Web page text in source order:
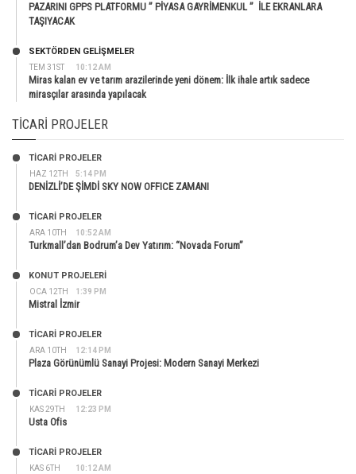
PAZARINI GPPS PLATFORMU ” PİYASA GAYRİMENKUL ” İLE EKRANLARA
TAŞIYACAK
TEM 31ST 10:12 AM
SEKTÖRDEN GELIŞMELER
Miras kalan ev ve tarım arazilerinde yeni dönem: İlk ihale artık sadece
mirasçılar arasında yapılacak
TICARI PROJELER
HAZ 12TH 5:14 PM
TİCARİ PROJELER
DENİZLİ’DE ŞİMDİ SKY NOW OFFICE ZAMANI
ARA 10TH 10:52 AM
TİCARİ PROJELER
Turkmall’dan Bodrum’a Dev Yatırım: “Novada Forum”
OCA 12TH 1:39 PM
KONUT PROJELERI
Mistral İzmir
ARA 10TH 12:14 PM
TİCARİ PROJELER
Plaza Görünümlü Sanayi Projesi: Modern Sanayi Merkezi
KAS 29TH 12:23 PM
TİCARİ PROJELER
Usta Ofis
KAS 6TH 10:12 AM
TİCARİ PROJELER